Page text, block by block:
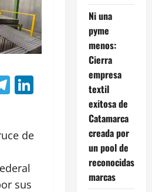
Telegram
LinkedIn
de
sus
Ni una
pyme
menos:
Cierra
empresa
textil
exitosa de
Catamarca
creada por
un pool de
reconocidas
marcas